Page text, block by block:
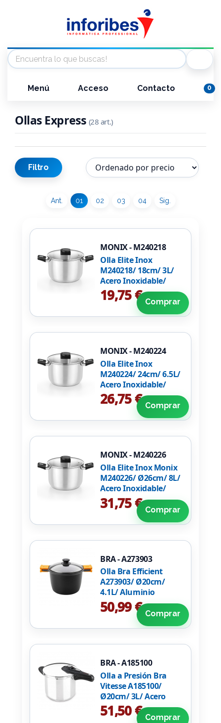
Menú Acceso Contacto 0
Ollas Express (28 art.)
Filtro
Ant. 01 02 03 04 Sig.
MONIX - M240218
Olla Elite Inox
M240218/ 18cm/ 3L/
Acero Inoxidable/
Apta para Inducción
19,75 € Comprar
MONIX - M240224
Olla Elite Inox
M240224/ 24cm/ 6.5L/
Acero Inoxidable/
Apta para Inducción
26,75 € Comprar
MONIX - M240226
Olla Elite Inox Monix
M240226/ Ø26cm/ 8L/
Acero Inoxidable/
Apta para Inducción
31,75 € Comprar
BRA - A273903
Olla Bra Efficient
A273903/ Ø20cm/
4.1L/ Aluminio
fundido/ Apta para
Inducción
50,99 € Comprar
BRA - A185100
Olla a Presión Bra
Vitesse A185100/
Ø20cm/ 3L/ Acero
Inoxidable/ Apta para
Inducción
51,50 € Comprar